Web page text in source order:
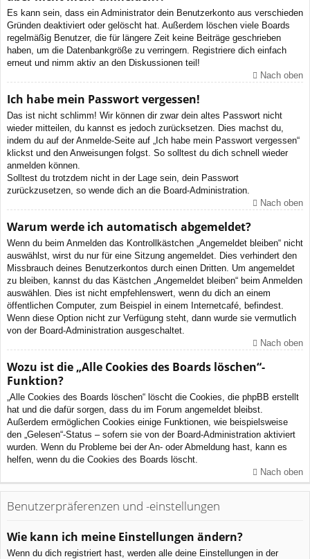
Es kann sein, dass ein Administrator dein Benutzerkonto aus verschieden
Gründen deaktiviert oder gelöscht hat. Außerdem löschen viele Boards
regelmäßig Benutzer, die für längere Zeit keine Beiträge geschrieben
haben, um die Datenbankgröße zu verringern. Registriere dich einfach
erneut und nimm aktiv an den Diskussionen teil!
Nach oben
Ich habe mein Passwort vergessen!
Das ist nicht schlimm! Wir können dir zwar dein altes Passwort nicht
wieder mitteilen, du kannst es jedoch zurücksetzen. Dies machst du,
indem du auf der Anmelde-Seite auf „Ich habe mein Passwort vergessen“
klickst und den Anweisungen folgst. So solltest du dich schnell wieder
anmelden können.
Solltest du trotzdem nicht in der Lage sein, dein Passwort
zurückzusetzen, so wende dich an die Board-Administration.
Nach oben
Warum werde ich automatisch abgemeldet?
Wenn du beim Anmelden das Kontrollkästchen „Angemeldet bleiben“ nicht
auswählst, wirst du nur für eine Sitzung angemeldet. Dies verhindert den
Missbrauch deines Benutzerkontos durch einen Dritten. Um angemeldet
zu bleiben, kannst du das Kästchen „Angemeldet bleiben“ beim Anmelden
auswählen. Dies ist nicht empfehlenswert, wenn du dich an einem
öffentlichen Computer, zum Beispiel in einem Internetcafé, befindest.
Wenn diese Option nicht zur Verfügung steht, dann wurde sie vermutlich
von der Board-Administration ausgeschaltet.
Nach oben
Wozu ist die „Alle Cookies des Boards löschen“-
Funktion?
„Alle Cookies des Boards löschen“ löscht die Cookies, die phpBB erstellt
hat und die dafür sorgen, dass du im Forum angemeldet bleibst.
Außerdem ermöglichen Cookies einige Funktionen, wie beispielsweise
den „Gelesen“-Status – sofern sie von der Board-Administration aktiviert
wurden. Wenn du Probleme bei der An- oder Abmeldung hast, kann es
helfen, wenn du die Cookies des Boards löscht.
Nach oben
Benutzerpräferenzen und -einstellungen
Wie kann ich meine Einstellungen ändern?
Wenn du dich registriert hast, werden alle deine Einstellungen in der